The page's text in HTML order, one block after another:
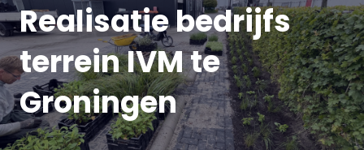
Realisatie bedrijfs
terrein IVM te
Groningen